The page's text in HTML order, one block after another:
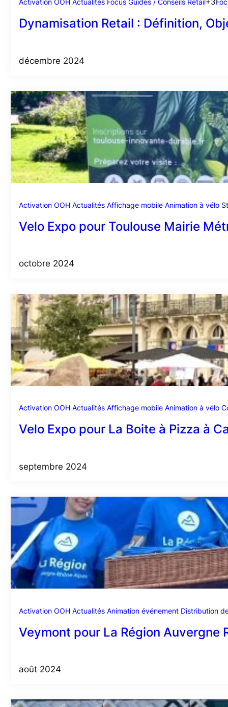
Activation OOH Actualités Focus Guides / Conseils Retail+3
Dynamisation Retail : Définition,
décembre 2024
Activation OOH Actualités Affichage mobile Animation à vélo
Velo Expo pour Toulouse Mairie
octobre 2024
Activation OOH Actualités Affichage mobile Animation à vélo
Velo Expo pour La Boite à Pizza à
septembre 2024
Activation OOH Actualités Animation événement Distribution
Veymont pour La Région Auvergne
août 2024